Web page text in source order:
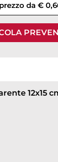
prezzo da €
12x15